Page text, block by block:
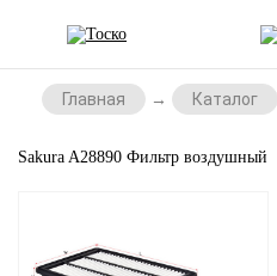
Главная Каталог
Sakura A28890 Фильтр воздушный